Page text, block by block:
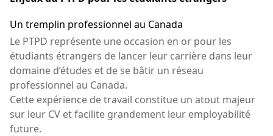
Un tremplin professionnel au Canada
Le PTPD représente une occasion en or pour les
étudiants étrangers de lancer leur carrière dans leur
domaine d’études et de se bâtir un réseau
professionnel au Canada.
Cette expérience de travail constitue un atout majeur
sur leur CV et facilite grandement leur employabilité
future.